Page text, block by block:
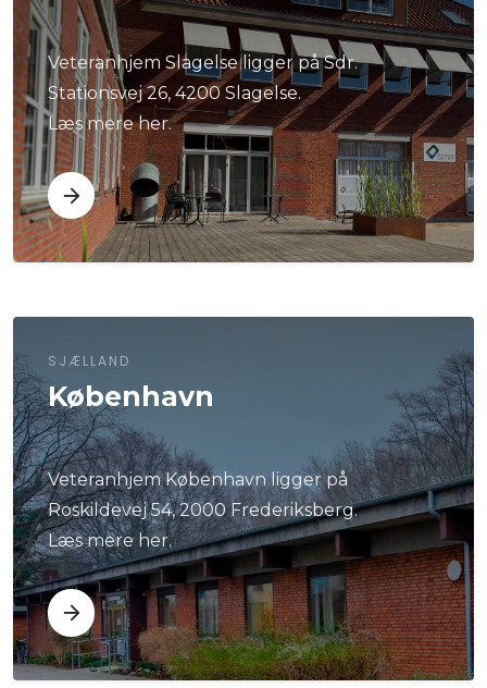
Veteranhjem Slagelse ligger på Sdr.
Stationsvej 26, 4200 Slagelse.
Læs mere her.
SJÆLLAND
København
Veteranhjem København ligger på
Roskildevej 54, 2000 Frederiksberg.
Læs mere her.